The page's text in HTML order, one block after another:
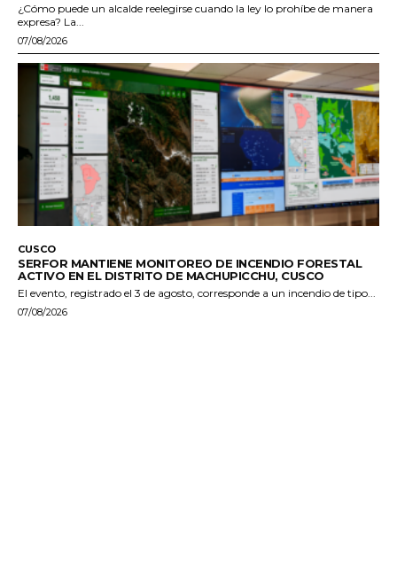
¿Cómo puede un alcalde reelegirse cuando la ley lo prohíbe de manera
expresa? La...
07/08/2026
CUSCO
SERFOR MANTIENE MONITOREO DE INCENDIO FORESTAL
ACTIVO EN EL DISTRITO DE MACHUPICCHU, CUSCO
El evento, registrado el 3 de agosto, corresponde a un incendio de tipo...
07/08/2026